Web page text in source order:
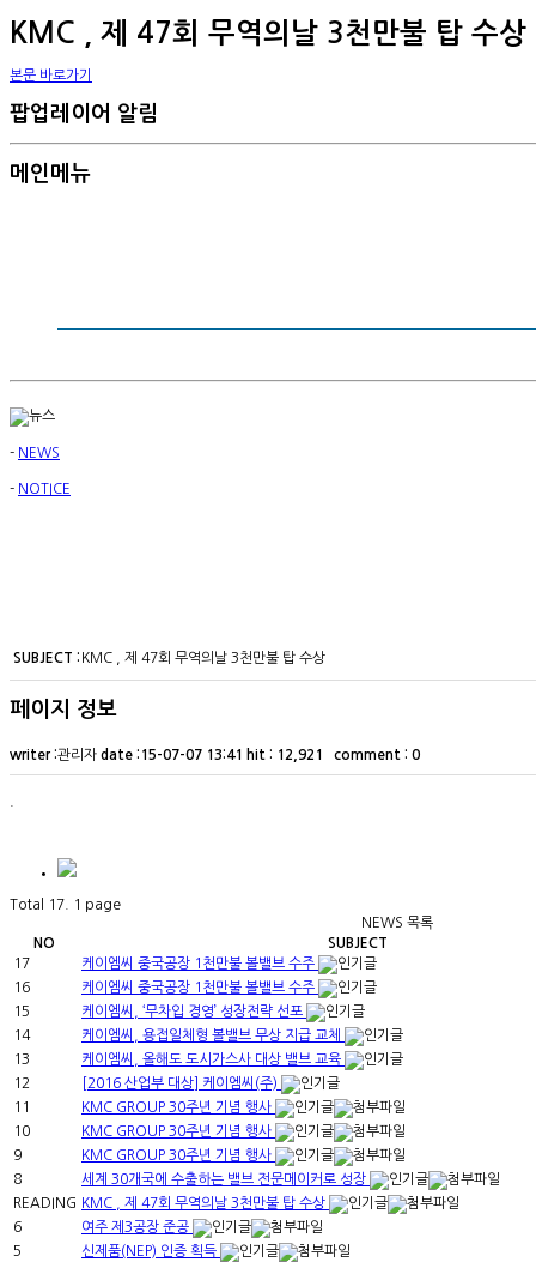
KMC , 제 47회 무역의날 3천만불 탑 수상
본문 바로가기
팝업레이어 알림
메인메뉴
- NEWS
- NOTICE
SUBJECT : KMC , 제 47회 무역의날 3천만불 탑 수상
페이지 정보
writer :관리자 date : 15-07-07 13:41 hit : 12,921 comment : 0
Total 17.
1 page
NEWS 목록
NO
SUBJECT
17
케이엠씨 중국공장 1천만불 볼밸브 수주
16
케이엠씨 중국공장 1천만불 볼밸브 수주
15
케이엠씨, ‘무차입 경영’ 성장전략 선포
14
케이엠씨, 용접일체형 볼밸브 무상 지급 교체
13
케이엠씨, 올해도 도시가스사 대상 밸브 교육
12
[2016 산업부 대상] 케이엠씨(주)
11
KMC GROUP 30주년 기념 행사
10
KMC GROUP 30주년 기념 행사
9
KMC GROUP 30주년 기념 행사
8
세계 30개국에 수출하는 밸브 전문메이커로 성장
READING KMC , 제 47회 무역의날 3천만불 탑 수상
6
여주 제3공장 준공
5
신제품(NEP) 인증 획득